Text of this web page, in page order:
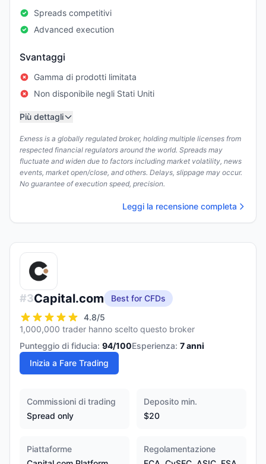
Spreads competitivi
Advanced execution
Svantaggi
Gamma di prodotti limitata
Non disponibile negli Stati Uniti
Più dettagli
Exness is a globally regulated broker, holding multiple licenses from
respected financial regulators around the world. Spreads may
fluctuate and widen due to factors including market volatility, news
events, market open/close, and others. Delays, slippage may occur.
No guarantee of execution speed, precision.
Leggi la recensione completa
#3Capital.com
Best for CFDs
4.8/5
1,000,000 trader hanno scelto questo broker
Punteggio di fiducia: 94/100Esperienza: 7anni
Inizia a Fare Trading
Commissioni di trading
Spread only
Deposito min.
$20
Piattaforme
Regolamentazione